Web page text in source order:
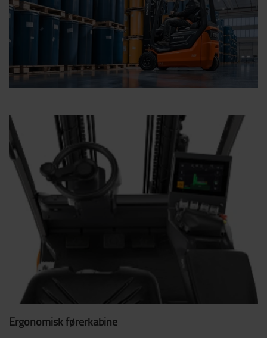
Ergonomisk førerkabine